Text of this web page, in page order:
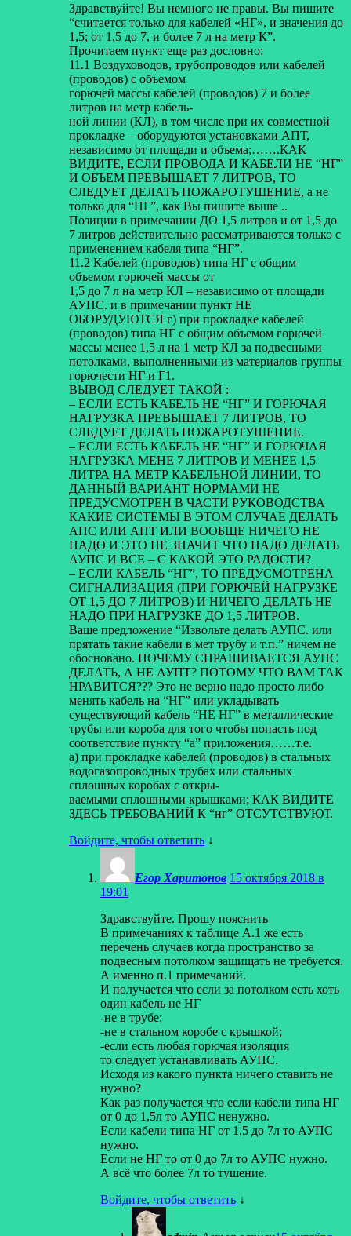
Здравствуйте! Вы немного не правы. Вы пишите
“считается только для кабелей «НГ», и значения до
1,5; от 1,5 до 7, и более 7 л на метр К”.
Прочитаем пункт еще раз дословно:
11.1 Воздуховодов, трубопроводов или кабелей
(проводов) с объемом
горючей массы кабелей (проводов) 7 и более
литров на метр кабель-
ной линии (КЛ), в том числе при их совместной
прокладке – оборудуются установками АПТ,
независимо от площади и объема;…….КАК
ВИДИТЕ, ЕСЛИ ПРОВОДА И КАБЕЛИ НЕ “НГ”
И ОБЪЕМ ПРЕВЫШАЕТ 7 ЛИТРОВ, ТО
СЛЕДУЕТ ДЕЛАТЬ ПОЖАРОТУШЕНИЕ, а не
только для “НГ”, как Вы пишите выше ..
Позиции в примечании ДО 1,5 литров и от 1,5 до
7 литров действительно рассматриваются только с
применением кабеля типа “НГ”.
11.2 Кабелей (проводов) типа НГ с общим
объемом горючей массы от
1,5 до 7 л на метр КЛ – независимо от площади
АУПС. и в примечании пункт НЕ
ОБОРУДУЮТСЯ г) при прокладке кабелей
(проводов) типа НГ с общим объемом горючей
массы менее 1,5 л на 1 метр КЛ за подвесными
потолками, выполненными из материалов группы
горючести НГ и Г1.
ВЫВОД СЛЕДУЕТ ТАКОЙ :
– ЕСЛИ ЕСТЬ КАБЕЛЬ НЕ “НГ” И ГОРЮЧАЯ
НАГРУЗКА ПРЕВЫШАЕТ 7 ЛИТРОВ, ТО
СЛЕДУЕТ ДЕЛАТЬ ПОЖАРОТУШЕНИЕ.
– ЕСЛИ ЕСТЬ КАБЕЛЬ НЕ “НГ” И ГОРЮЧАЯ
НАГРУЗКА МЕНЕ 7 ЛИТРОВ И МЕНЕЕ 1,5
ЛИТРА НА МЕТР КАБЕЛЬНОЙ ЛИНИИ, ТО
ДАННЫЙ ВАРИАНТ НОРМАМИ НЕ
ПРЕДУСМОТРЕН В ЧАСТИ РУКОВОДСТВА
КАКИЕ СИСТЕМЫ В ЭТОМ СЛУЧАЕ ДЕЛАТЬ
АПС ИЛИ АПТ ИЛИ ВООБЩЕ НИЧЕГО НЕ
НАДО И ЭТО НЕ ЗНАЧИТ ЧТО НАДО ДЕЛАТЬ
АУПС И ВСЕ – С КАКОЙ ЭТО РАДОСТИ?
– ЕСЛИ КАБЕЛЬ “НГ”, ТО ПРЕДУСМОТРЕНА
СИГНАЛИЗАЦИЯ (ПРИ ГОРЮЧЕЙ НАГРУЗКЕ
ОТ 1,5 ДО 7 ЛИТРОВ) И НИЧЕГО ДЕЛАТЬ НЕ
НАДО ПРИ НАГРУЗКЕ ДО 1,5 ЛИТРОВ.
Ваше предложение “Извольте делать АУПС. или
прятать такие кабели в мет трубу и т.п.” ничем не
обосновано. ПОЧЕМУ СПРАШИВАЕТСЯ АУПС
ДЕЛАТЬ, А НЕ АУПТ? ПОТОМУ ЧТО ВАМ ТАК
НРАВИТСЯ??? Это не верно надо просто либо
менять кабель на “НГ” или укладывать
существующий кабель “НЕ НГ” в металлические
трубы или короба для того чтобы попасть под
соответствие пункту “а” приложения……т.е.
а) при прокладке кабелей (проводов) в стальных
водогазопроводных трубах или стальных
сплошных коробах с откры-
ваемыми сплошными крышками; КАК ВИДИТЕ
ЗДЕСЬ ТРЕБОВАНИЙ К “нг” ОТСУТСТВУЮТ.
Войдите, чтобы ответить ↓
Егор Харитонов 15 октября 2018 в
19:01
Здравствуйте. Прошу пояснить
В примечаниях к таблице А.1 же есть
перечень случаев когда пространство за
подвесным потолком защищать не требуется.
А именно п.1 примечаний.
И получается что если за потолком есть хоть
один кабель не НГ
-не в трубе;
-не в стальном коробе с крышкой;
-если есть любая горючая изоляция
то следует устанавливать АУПС.
Исходя из какого пункта ничего ставить не
нужно?
Как раз получается что если кабели типа НГ
от 0 до 1,5л то АУПС ненужно.
Если кабели типа НГ от 1,5 до 7л то АУПС
нужно.
Если не НГ то от 0 до 7л то АУПС нужно.
А всё что более 7л то тушение.
Войдите, чтобы ответить ↓